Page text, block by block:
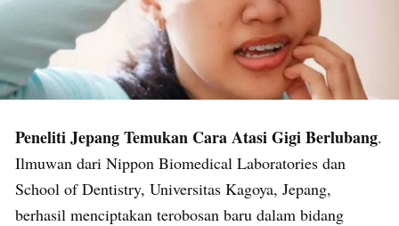
Peneliti Jepang Temukan Cara Atasi Gigi Berlubang.
Ilmuwan dari Nippon Biomedical Laboratories dan
School of Dentistry, Universitas Kagoya, Jepang,
berhasil menciptakan terobosan baru dalam bidang